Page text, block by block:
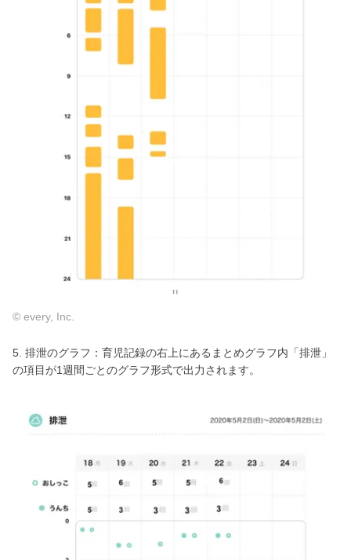
© every, Inc.
5. 排泄のグラフ：育児記録の右上にあるまとめグラフ内「排泄」
の項目が1週間ごとのグラフ形式で出力されます。